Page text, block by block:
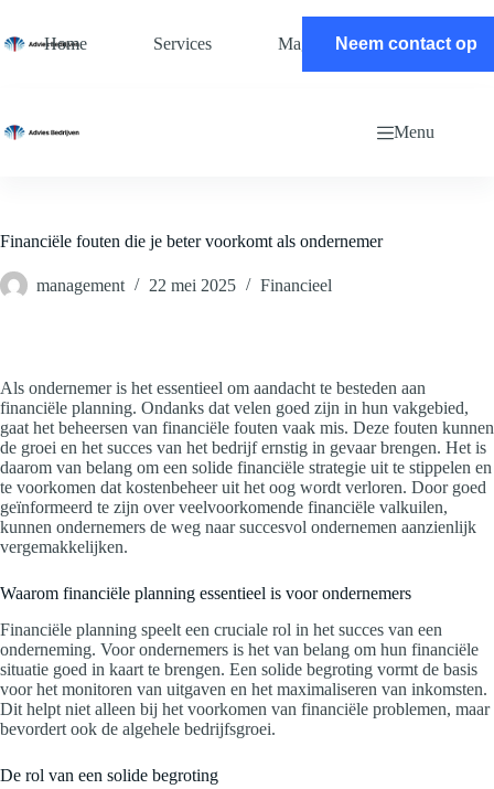
de
Home Services Magazine Contact
Neem contact op
Menu
Financiële fouten die je beter voorkomt als ondernemer
management 22 mei 2025 Financieel
Als ondernemer is het essentieel om aandacht te besteden aan
financiële planning. Ondanks dat velen goed zijn in hun vakgebied,
gaat het beheersen van financiële fouten vaak mis. Deze fouten kunnen
de groei en het succes van het bedrijf ernstig in gevaar brengen. Het is
daarom van belang om een solide financiële strategie uit te stippelen en
te voorkomen dat kostenbeheer uit het oog wordt verloren. Door goed
geïnformeerd te zijn over veelvoorkomende financiële valkuilen,
kunnen ondernemers de weg naar succesvol ondernemen aanzienlijk
vergemakkelijken.
Waarom financiële planning essentieel is voor ondernemers
Financiële planning speelt een cruciale rol in het succes van een
onderneming. Voor ondernemers is het van belang om hun financiële
situatie goed in kaart te brengen. Een solide begroting vormt de basis
voor het monitoren van uitgaven en het maximaliseren van inkomsten.
Dit helpt niet alleen bij het voorkomen van financiële problemen, maar
bevordert ook de algehele bedrijfsgroei.
De rol van een solide begroting